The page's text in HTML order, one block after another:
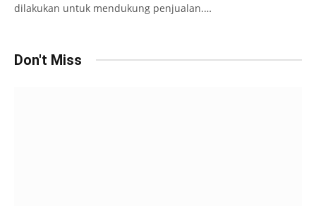
dilakukan untuk mendukung penjualan.…
Don't Miss